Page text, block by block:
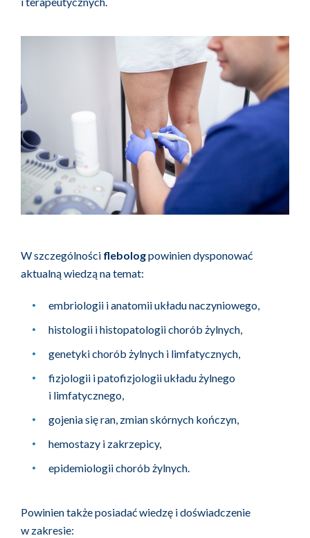
W szczególności flebologpowinien dysponować
aktualną wiedzą na temat:
embriologii i anatomii układu naczyniowego,
histologii i histopatologii chorób żylnych,
genetyki chorób żylnych i limfatycznych,
fizjologii i patofizjologii układu żylnego
i limfatycznego,
gojenia się ran, zmian skórnych kończyn,
hemostazy i zakrzepicy,
epidemiologii chorób żylnych.
Powinien także posiadać wiedzę i doświadczenie
w zakresie: